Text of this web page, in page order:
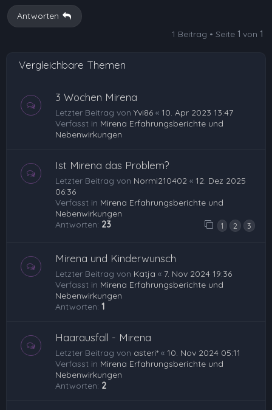
Antworten
1 Beitrag • Seite 1 von 1
Vergleichbare Themen
3 Wochen Mirena
Letzter Beitrag von Yvi86 « 10. Apr 2023 13:47
Verfasst in Mirena Erfahrungsberichte und
Nebenwirkungen
Ist Mirena das Problem?
Letzter Beitrag von Normi210402 « 12. Dez 2025
06:36
Verfasst in Mirena Erfahrungsberichte und
Nebenwirkungen
Antworten: 23 1 2 3
Mirena und Kinderwunsch
Letzter Beitrag von Katja « 7. Nov 2024 19:36
Verfasst in Mirena Erfahrungsberichte und
Nebenwirkungen
Antworten: 1
Haarausfall - Mirena
Letzter Beitrag von asteri* « 10. Nov 2024 05:11
Verfasst in Mirena Erfahrungsberichte und
Nebenwirkungen
Antworten: 2